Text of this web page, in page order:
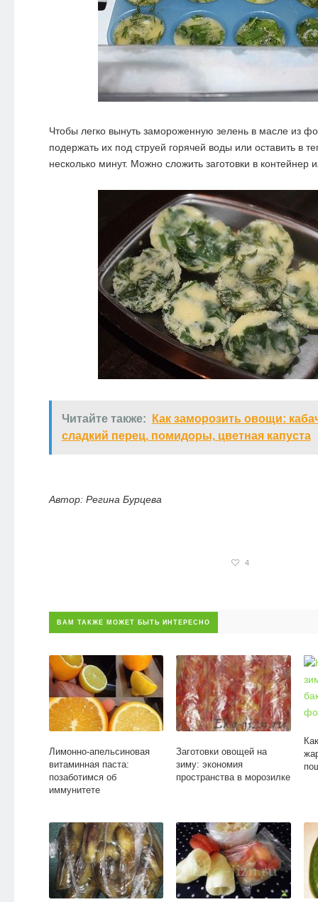
Чтобы легко вынуть замороженную зелень в масле из
подержать их под струей горячей воды или оставить в
несколько минут. Можно сложить заготовки в контейнер
Читайте также:
Как заморозить овощи:
сладкий перец, помидоры, цветная капуста
Автор: Регина Бурцева
4
ВАМ ТАКЖЕ МОЖЕТ БЫТЬ ИНТЕРЕСНО
Лимонно-апельсиновая
витаминная паста:
позаботимся об
иммунитете
Заготовки овощей на
зиму: экономия
пространства в морозилке